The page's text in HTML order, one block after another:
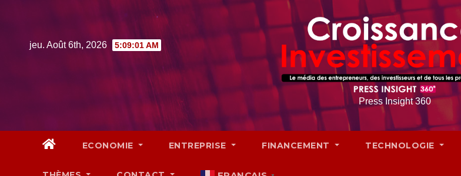
jeu. Août 6th, 2026 5:09:02 AM
Press Insight 360
ECONOMIE ENTREPRISE FINANCEMENT TECHNOLOGIE